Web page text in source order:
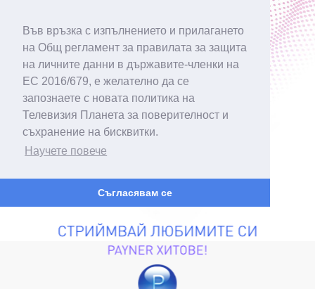
Във връзка с изпълнението и прилагането
на Общ регламент за правилата за защита
на личните данни в държавите-членки на
ЕС 2016/679, е желателно да се
запознаете с новата политика на
Телевизия Планета за поверителност и
съхранение на бисквитки.
Научете повече
Съгласявам се